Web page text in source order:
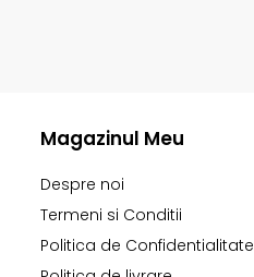
Magazinul Meu
Despre noi
Termeni si Conditii
Politica de Confidentialitate